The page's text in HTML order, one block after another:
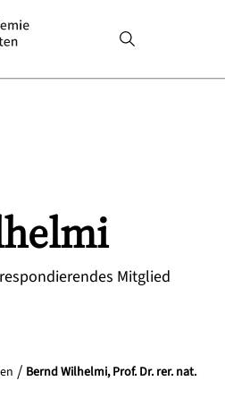
Mitglied
Bernd Wilhelmi, Prof. Dr. rer. nat.